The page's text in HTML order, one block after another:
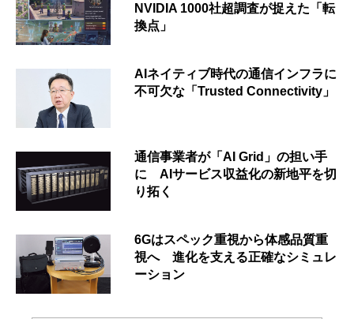
NVIDIA 1000社超調査が捉えた「転
換点」
AIネイティブ時代の通信インフラに
不可欠な「Trusted Connectivity」
通信事業者が「AI Grid」の担い手
に AIサービス収益化の新地平を切
り拓く
6Gはスペック重視から体感品質重
視へ 進化を支える正確なシミュレ
ーション